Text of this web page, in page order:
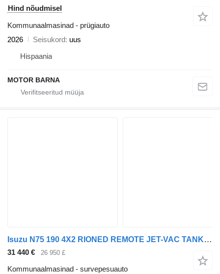
Hind nõudmisel
Kommunaalmasinad - prügiauto
2026
Seisukord uus
Hispaania
MOTOR BARNA
Isuzu N75 190 4X2 RIONED REMOTE JET-VAC TANKER (2017)
31 440 € 26 950 £
Kommunaalmasinad - survepesuauto